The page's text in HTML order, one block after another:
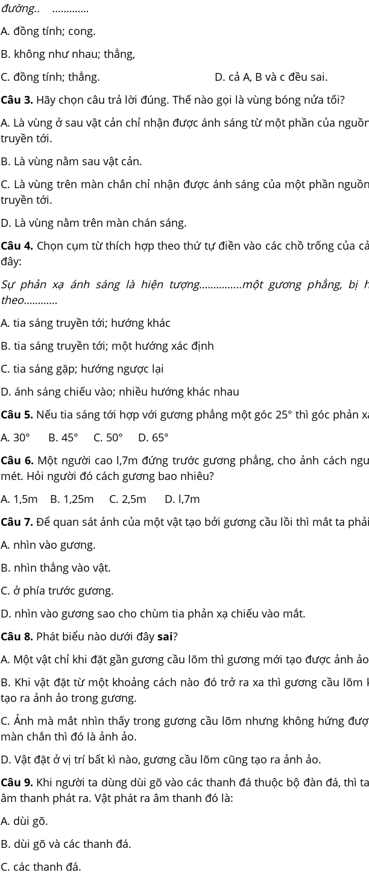
đường.. .…………
A. đồng tính; cong.
B. không như nhau; thẳng,
C. đồng tính; thẳng. D. cả A, B và c đều sai.
Câu 3. Hãy chọn câu trả lời đúng. Thế nào gọi là vùng bóng nửa tối?
A. Là vùng ở sau vật cản chỉ nhận được ánh sáng từ một phần của
truyền tới.
B. Là vùng nằm sau vật cản.
C. Là vùng trên màn chắn chỉ nhận được ánh sáng của một phần
truyền tới.
D. Là vùng nằm trên màn chán sáng.
Câu 4. Chọn cụm từ thích hợp theo thứ tự điền vào các chồ trống của
đây:
Sự phản xạ ánh sáng là hiện tượng…………...một gương phẳng, bị
theo…………
A. tia sáng truyền tới; hướng khác
B. tia sáng truyền tới; một hướng xác định
C. tia sáng gặp; hướng ngược lại
D. ánh sáng chiếu vào; nhiều hướng khác nhau
Câu 5. Nếu tia sáng tới hợp với gương phẳng một góc 25° thì góc phản
A. 30° B. 45° C. 50° D. 65°
Câu 6. Một người cao l,7m đứng trước gương phẳng, cho ảnh cách
mét. Hỏi người đó cách gương bao nhiêu?
A. 1,5m B. 1,25m C. 2,5m D. l,7m
Câu 7. Để quan sát ảnh của một vật tạo bởi gương cầu lồi thì mắt ta
A. nhìn vào gương.
B. nhìn thẳng vào vật.
C. ở phía trước gương.
D. nhìn vào gương sao cho chùm tia phản xạ chiếu vào mắt.
Câu 8. Phát biểu nào dưới đây sai?
A. Một vật chỉ khi đặt gần gương cầu lõm thì gương mới tạo được ảnh
B. Khi vật đặt từ một khoảng cách nào đó trở ra xa thì gương cầu lõm
tạo ra ảnh ảo trong gương.
C. Ảnh mà mắt nhìn thấy trong gương cầu lõm nhưng không hứng
màn chắn thì đó là ảnh ảo.
D. Vật đặt ở vị trí bất kì nào, gương cầu lõm cũng tạo ra ảnh ảo.
Câu 9. Khi người ta dùng dùi gõ vào các thanh đá thuộc bộ đàn đá, thì
âm thanh phát ra. Vật phát ra âm thanh đó là:
A. dùi gõ.
B. dùi gõ và các thanh đá.
C. các thanh đá.